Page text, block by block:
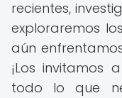
recientes,
exploraremos
aún
¡Los invitamos
todo lo que